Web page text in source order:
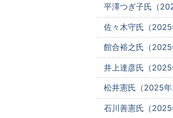
平澤つぎ子氏（
佐々木守氏（2025
館合裕之氏（2025
井上達彦氏（
松井憲氏（2025
石川善憲氏（